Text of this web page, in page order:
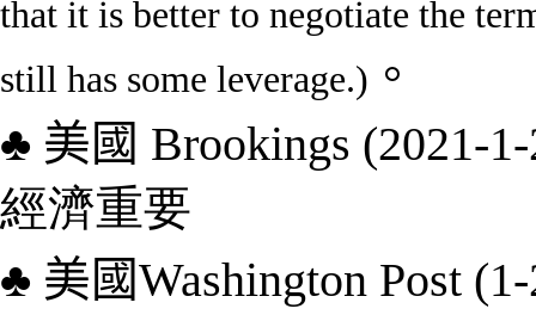
that it is better to negotiate the
still has some leverage.) 。
♣ 美國 Brookings (2021-
經濟重要
♣ 美國Washington Post